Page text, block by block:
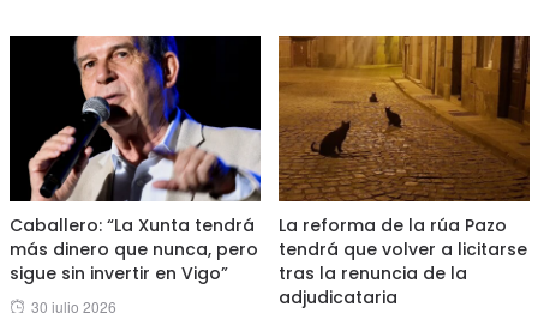
Caballero: “La Xunta tendrá
más dinero que nunca, pero
sigue sin invertir en Vigo”
Posted
30 julio 2026
La reforma de la rúa Pazo
tendrá que volver a licitarse
tras la renuncia de la
adjudicataria